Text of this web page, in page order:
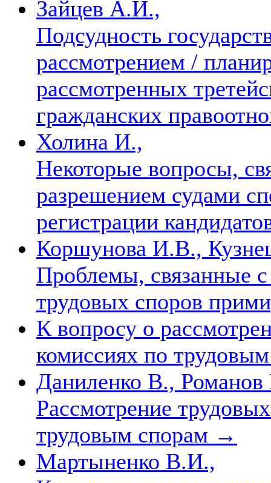
Зайцев А.И.,
Подсудность
рассмотрением /
рассмотренных
гражданских
Холина И.,
Некоторые вопросы,
разрешением судами
регистрации
Коршунова И.В.,
Проблемы, связанные
трудовых споров
К вопросу о
комиссиях по
Даниленко В.,
Рассмотрение
трудовым спорам →
Мартыненко В.И.,